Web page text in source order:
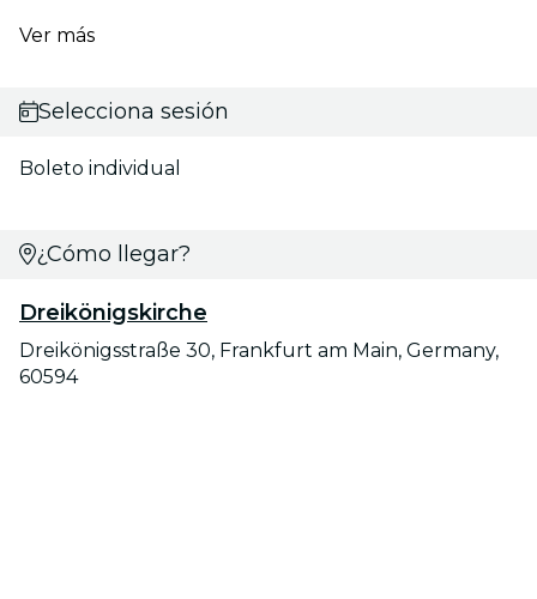
Ver más
Selecciona sesión
Boleto individual
¿Cómo llegar?
Dreikönigskirche
Dreikönigsstraße 30, Frankfurt am Main, Germany,
60594